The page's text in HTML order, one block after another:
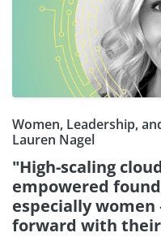
Women, Leadership,
Lauren Nagel
"High-scaling
empowered
especially
forward with